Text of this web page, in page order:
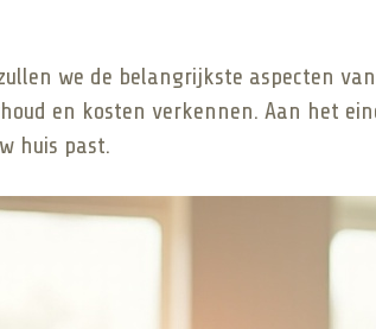
we de belangrijkste aspecten
en kosten verkennen. Aan het
huis past.